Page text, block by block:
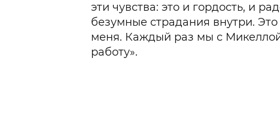
эти чувства: это и гордость, и
безумные страдания внутри.
меня. Каждый раз мы с
работу».